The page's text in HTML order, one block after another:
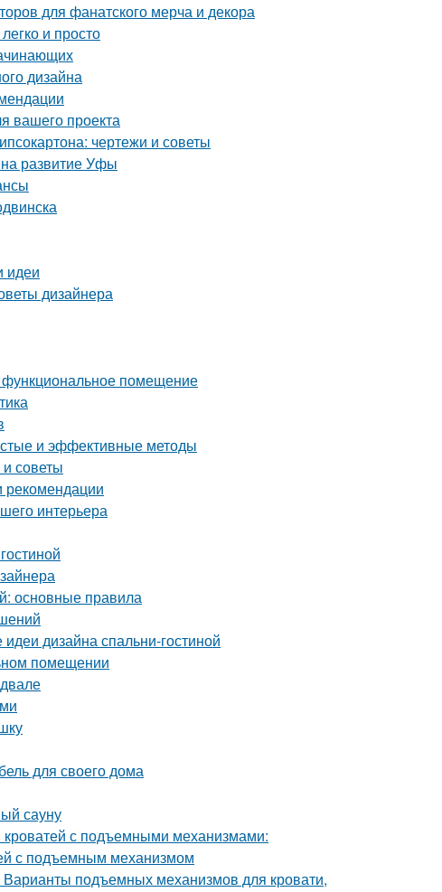
для фанатского мерча и декора
и просто
дизайна
вашего проекта
чертежи и советы
развитие Уфы
идеи
дизайнера
функциональное помещение
и эффективные методы
советы
рекомендации
интерьера
основные правила
дизайна спальни-гостиной
помещении
для своего дома
сауну
с подъемными механизмами:
с подъемным механизмом
подъемных механизмов для кровати,